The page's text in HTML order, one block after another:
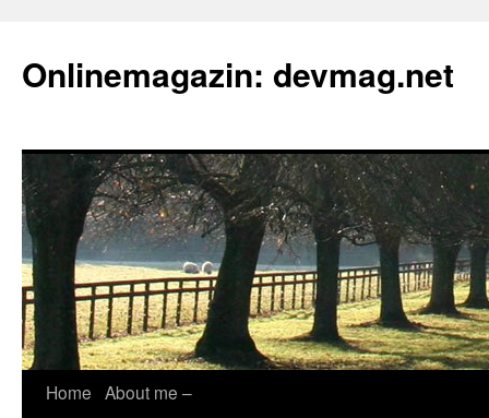
Onlinemagazin: devmag.net
Skip
Home About me –